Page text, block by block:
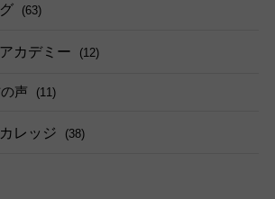
(63)
カデミー (12)
声 (11)
レッジ (38)